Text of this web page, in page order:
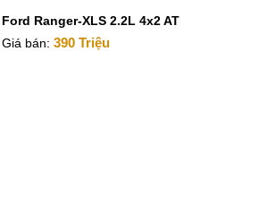
Ford Ranger-XLS 2.2L 4x2 AT
Giá bán: 390 Triệu